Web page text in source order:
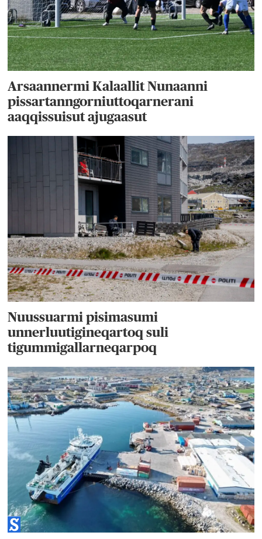
Arsaannermi Kalaallit Nunaanni
pissartanngorniuttoqarnerani
aaqqissuisut ajugaasut
Nuussuarmi pisimasumi
unnerluutigineqartoq suli
tigummigallarneqarpoq